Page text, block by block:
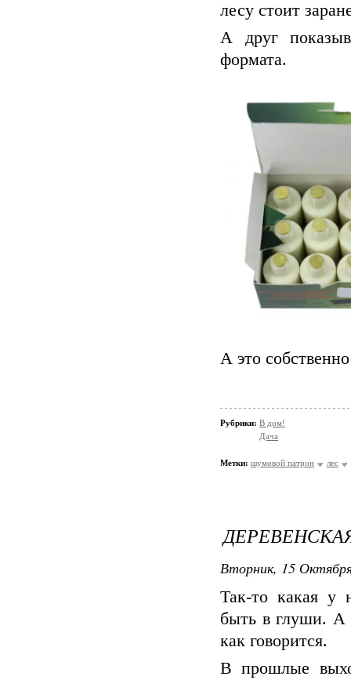
лесу стоит
А друг
формата.
А это
Рубрики: В дом!
Дача
Метки: шумовой патрон лес
Вторник, 15
Так-то какая у
быть в глуши. А
как говорится.
В прошлые